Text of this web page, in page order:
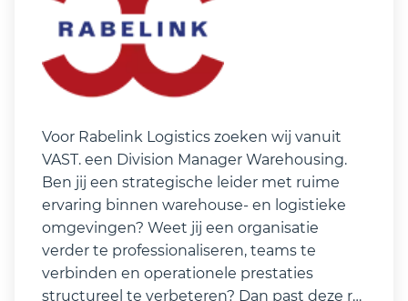
Voor Rabelink Logistics zoeken wij vanuit
VAST. een Division Manager Warehousing.
Ben jij een strategische leider met ruime
ervaring binnen warehouse- en logistieke
omgevingen? Weet jij een organisatie
verder te professionaliseren, teams te
verbinden en operationele prestaties
structureel te verbeteren? Dan past deze rol